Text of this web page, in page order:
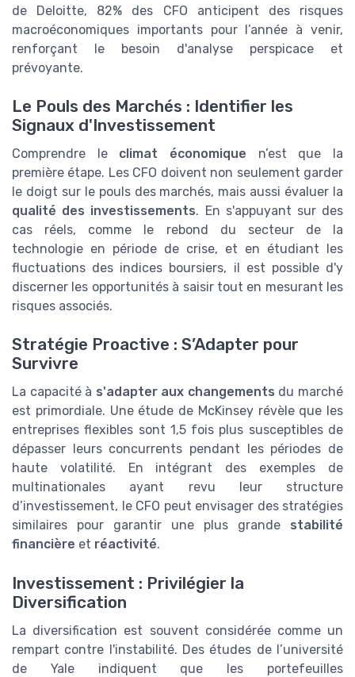
de Deloitte, 82% des CFO anticipent des risques
macroéconomiques importants pour l’année à venir,
renforçant le besoin d'analyse perspicace et
prévoyante.
Le Pouls des Marchés : Identifier les
Signaux d'Investissement
Comprendre le climat économique n’est que la
première étape. Les CFO doivent non seulement garder
le doigt sur le pouls des marchés, mais aussi évaluer la
qualité des investissements. En s'appuyant sur des
cas réels, comme le rebond du secteur de la
technologie en période de crise, et en étudiant les
fluctuations des indices boursiers, il est possible d'y
discerner les opportunités à saisir tout en mesurant les
risques associés.
Stratégie Proactive : S’Adapter pour
Survivre
La capacité à s'adapter aux changements du marché
est primordiale. Une étude de McKinsey révèle que les
entreprises flexibles sont 1,5 fois plus susceptibles de
dépasser leurs concurrents pendant les périodes de
haute volatilité. En intégrant des exemples de
multinationales ayant revu leur structure
d’investissement, le CFO peut envisager des stratégies
similaires pour garantir une plus grande stabilité
financière et réactivité.
Investissement : Privilégier la
Diversification
La diversification est souvent considérée comme un
rempart contre l'instabilité. Des études de l’université
de Yale indiquent que les portefeuilles